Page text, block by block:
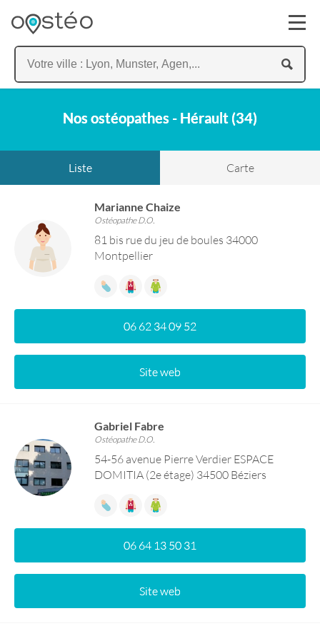
Nos ostéopathes - Hérault (34)
Liste Carte
Marianne Chaize
Ostéopathe D.O.
81 bis rue du jeu de boules 34000
Montpellier
06 62 34 09 52
Site web
Gabriel Fabre
Ostéopathe D.O.
54-56 avenue Pierre Verdier ESPACE
DOMITIA (2e étage) 34500 Béziers
06 64 13 50 31
Site web